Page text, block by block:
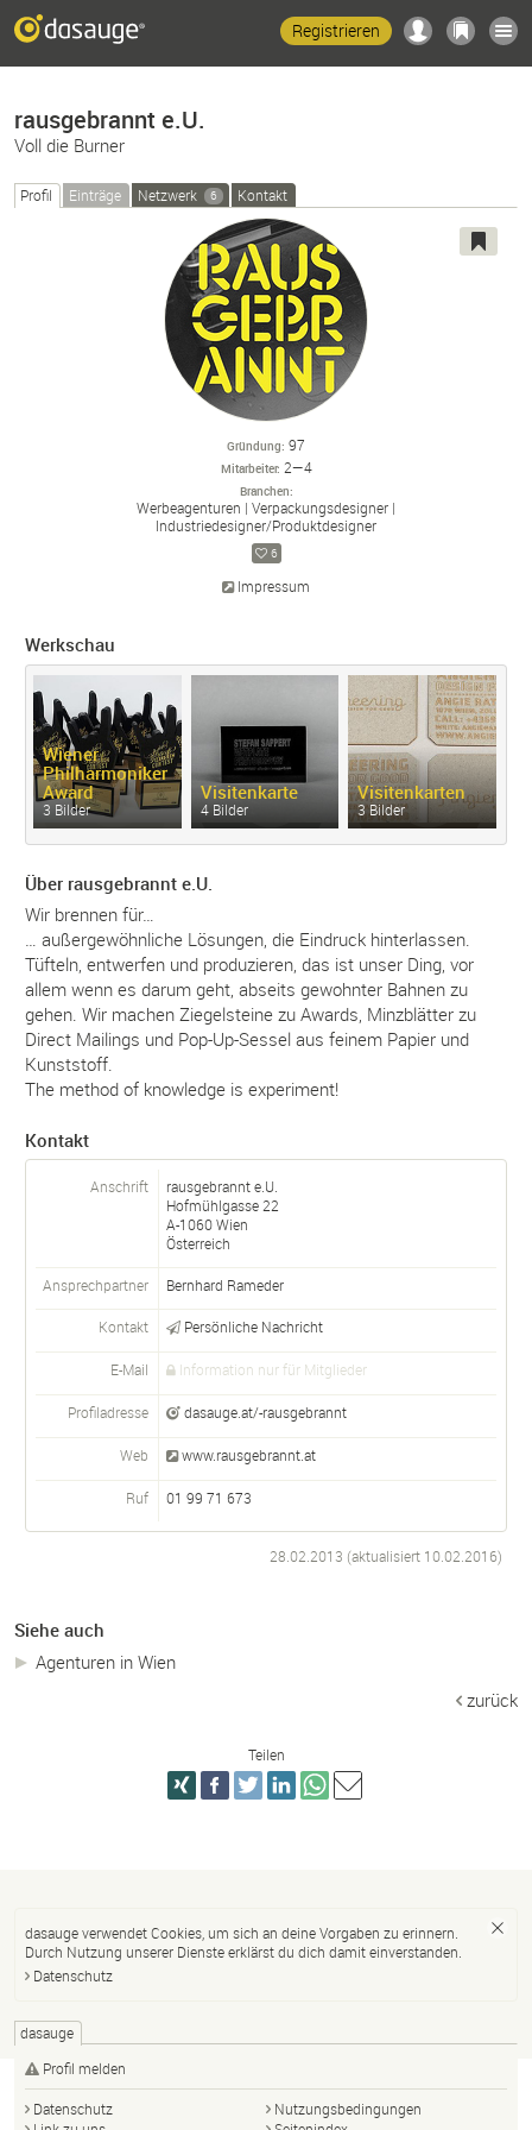
Registrieren
rausgebrannt e.U.
Voll die Burner
Profil Einträge Netzwerk 6 Kontakt
Gründung 97
Mitarbeiter 2—4
Branchen
Werbeagenturen
Verpackungsdesigner
Industriedesigner/Produktdesigner
6
Impressum
Werkschau
Wiener
Philharmoniker
Award
3 Bilder
Visitenkarte
4 Bilder
Visitenkarten
3 Bilder
Über rausgebrannt e.U.
Wir brennen für…
… außergewöhnliche Lösungen, die Eindruck hinterlassen.
Tüfteln, entwerfen und produzieren, das ist unser Ding, vor
allem wenn es darum geht, abseits gewohnter Bahnen zu
gehen. Wir machen Ziegelsteine zu Awards, Minzblätter zu
Direct Mailings und Pop-Up-Sessel aus feinem Papier und
Kunststoff.
The method of knowledge is experiment!
Kontakt
Anschrift
rausgebrannt e.U.
Hofmühlgasse 22
A-1060Wien
Österreich
Ansprechpartner Bernhard Rameder
Kontakt Persönliche Nachricht
E-Mail Information nur für Mitglieder
Profiladresse dasauge.at/-rausgebrannt
Web www.rausgebrannt.at
Ruf 01 99 71 673
28.02.2013 (aktualisiert 10.02.2016)
Siehe auch
Agenturen in Wien
zurück
Teilen
dasauge verwendet Cookies, um sich an deine Vorgaben zu erinnern.
Durch Nutzung unserer Dienste erklärst du dich damit einverstanden.
Datenschutz
dasauge
Profil melden
Datenschutz
Nutzungsbedingungen